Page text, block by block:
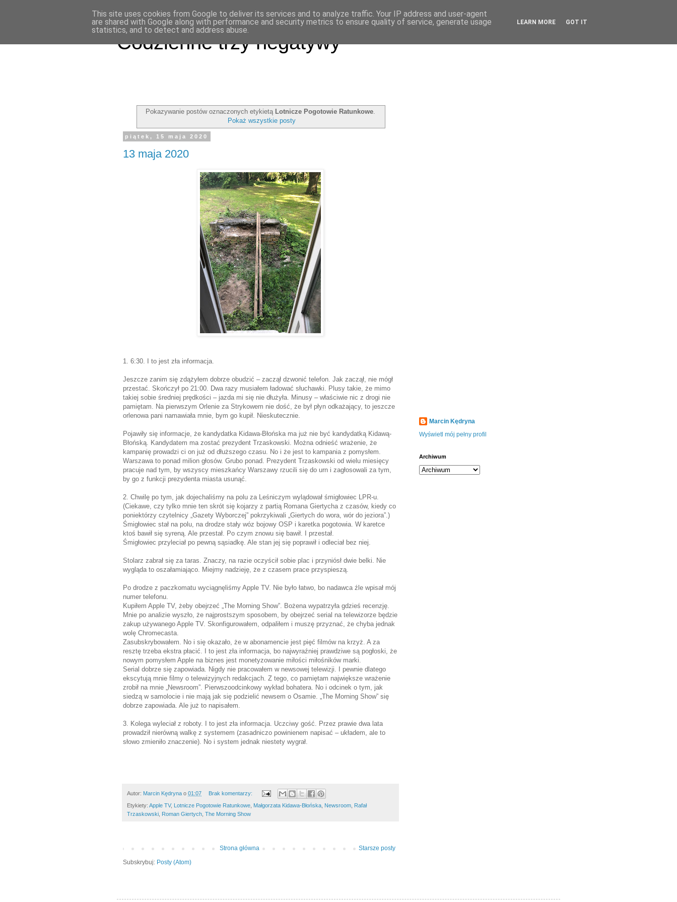
Codzienne trzy negatywy
Pokazywanie postów oznaczonych etykietą Lotnicze Pogotowie Ratunkowe.
Pokaż wszystkie posty
piątek, 15 maja 2020
13 maja 2020
1. 6:30. I to jest zła informacja.
Jeszcze zanim się zdążyłem dobrze obudzić – zaczął dzwonić telefon. Jak zaczął, nie mógł
przestać. Skończył po 21:00. Dwa razy musiałem ładować słuchawki. Plusy takie, że mimo
takiej sobie średniej prędkości – jazda mi się nie dłużyła. Minusy – właściwie nic z drogi nie
pamiętam. Na pierwszym Orlenie za Strykowem nie dość, że był płyn odkażający, to jeszcze
orlenowa pani namawiała mnie, bym go kupił. Nieskutecznie.
Pojawiły się informacje, że kandydatka Kidawa-Błońska ma już nie być kandydatką Kidawą-
Błońską. Kandydatem ma zostać prezydent Trzaskowski. Można odnieść wrażenie, że
kampanię prowadzi ci on już od dłuższego czasu. No i że jest to kampania z pomysłem.
Warszawa to ponad milion głosów. Grubo ponad. Prezydent Trzaskowski od wielu miesięcy
pracuje nad tym, by wszyscy mieszkańcy Warszawy rzucili się do urn i zagłosowali za tym,
by go z funkcji prezydenta miasta usunąć.
2. Chwilę po tym, jak dojechaliśmy na polu za Leśniczym wylądował śmigłowiec LPR-u.
(Ciekawe, czy tylko mnie ten skrót się kojarzy z partią Romana Giertycha z czasów, kiedy co
poniektórzy czytelnicy „Gazety Wyborczej” pokrzykiwali „Giertych do wora, wór do jeziora”.)
Śmigłowiec stał na polu, na drodze stały wóz bojowy OSP i karetka pogotowia. W karetce
ktoś bawił się syreną. Ale przestał. Po czym znowu się bawił. I przestał.
Śmigłowiec przyleciał po pewną sąsiadkę. Ale stan jej się poprawił i odleciał bez niej.
Stolarz zabrał się za taras. Znaczy, na razie oczyścił sobie plac i przyniósł dwie belki. Nie
wygląda to oszałamiająco. Miejmy nadzieję, że z czasem prace przyspieszą.
Po drodze z paczkomatu wyciągnęliśmy Apple TV. Nie było łatwo, bo nadawca źle wpisał mój
numer telefonu.
Kupiłem Apple TV, żeby obejrzeć „The Morning Show”. Bożena wypatrzyła gdzieś recenzję.
Mnie po analizie wyszło, że najprostszym sposobem, by obejrzeć serial na telewizorze będzie
zakup używanego Apple TV. Skonfigurowałem, odpaliłem i muszę przyznać, że chyba jednak
wolę Chromecasta.
Zasubskrybowałem. No i się okazało, że w abonamencie jest pięć filmów na krzyż. A za
resztę trzeba ekstra płacić. I to jest zła informacja, bo najwyraźniej prawdziwe są pogłoski, że
nowym pomysłem Apple na biznes jest monetyzowanie miłości miłośników marki.
Serial dobrze się zapowiada. Nigdy nie pracowałem w newsowej telewizji. I pewnie dlatego
ekscytują mnie filmy o telewizyjnych redakcjach. Z tego, co pamiętam największe wrażenie
zrobił na mnie „Newsroom”. Pierwszoodcinkowy wykład bohatera. No i odcinek o tym, jak
siedzą w samolocie i nie mają jak się podzielić newsem o Osamie. „The Morning Show” się
dobrze zapowiada. Ale już to napisałem.
3. Kolega wyleciał z roboty. I to jest zła informacja. Uczciwy gość. Przez prawie dwa lata
prowadził nierówną walkę z systemem (zasadniczo powinienem napisać – układem, ale to
słowo zmieniło znaczenie). No i system jednak niestety wygrał.
Autor: Marcin Kędryna o 01:07 Brak komentarzy:
Etykiety: Apple TV, Lotnicze Pogotowie Ratunkowe Małgorzata Kidawa-Błońska Newsroom Rafał
Trzaskowski Roman Giertych The Morning Show
Starsze posty
Strona główna
Subskrybuj: Posty (Atom)
Marcin Kędryna
Wyświetl mój pełny profil
Archiwum
This site uses cookies from Google to deliver its services and to analyze traffic. Your IP address and user-agent
are shared with Google along with performance and security metrics to ensure quality of service, generate usage
statistics, and to detect and address abuse.
LEARN MORE GOT IT